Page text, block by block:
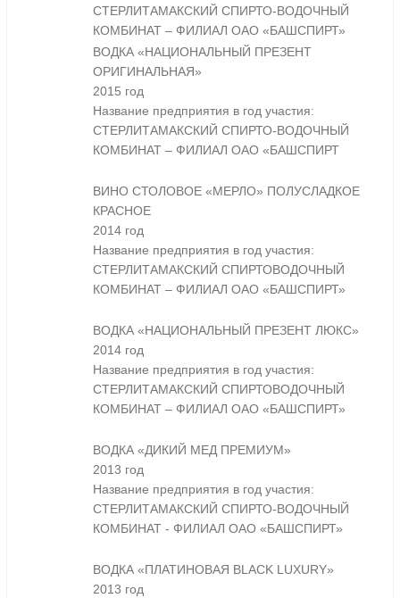
СТЕРЛИТАМАКСКИЙ СПИРТО-ВОДОЧНЫЙ
КОМБИНАТ – ФИЛИАЛ ОАО «БАШСПИРТ»
ВОДКА «НАЦИОНАЛЬНЫЙ ПРЕЗЕНТ
ОРИГИНАЛЬНАЯ»
2015 год
Название предприятия в год участия:
СТЕРЛИТАМАКСКИЙ СПИРТО-ВОДОЧНЫЙ
КОМБИНАТ – ФИЛИАЛ ОАО «БАШСПИРТ
ВИНО СТОЛОВОЕ «МЕРЛО» ПОЛУСЛАДКОЕ
КРАСНОЕ
2014 год
Название предприятия в год участия:
СТЕРЛИТАМАКСКИЙ СПИРТОВОДОЧНЫЙ
КОМБИНАТ – ФИЛИАЛ ОАО «БАШСПИРТ»
ВОДКА «НАЦИОНАЛЬНЫЙ ПРЕЗЕНТ ЛЮКС»
2014 год
Название предприятия в год участия:
СТЕРЛИТАМАКСКИЙ СПИРТОВОДОЧНЫЙ
КОМБИНАТ – ФИЛИАЛ ОАО «БАШСПИРТ»
ВОДКА «ДИКИЙ МЕД ПРЕМИУМ»
2013 год
Название предприятия в год участия:
СТЕРЛИТАМАКСКИЙ СПИРТО-ВОДОЧНЫЙ
КОМБИНАТ - ФИЛИАЛ ОАО «БАШСПИРТ»
ВОДКА «ПЛАТИНОВАЯ BLACK LUXURY»
2013 год